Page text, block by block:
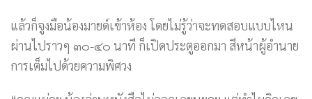
แล้วก็จูงมือน้องมายด์เข้าห้อง โดยไม่รู้ว่าจะทดสอบแบบไหน
ผ่านไปราวๆ ๓๐-๔๐ นาที ก็เปิดประตูออกมา สีหน้าผู้อำนาย
การเต็มไปด้วยความพิศวง